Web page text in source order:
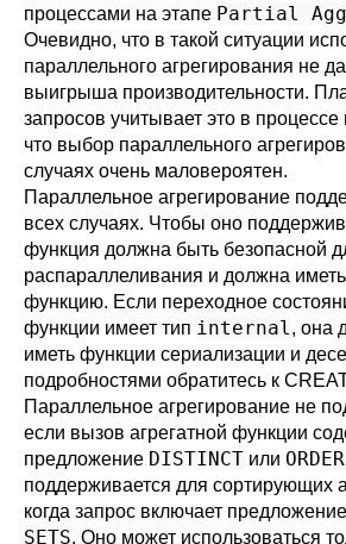
процессами на этапе Partial
Очевидно, что в такой ситуации
параллельного агрегирования не
выигрыша производительности.
запросов учитывает это в
что выбор параллельного
случаях очень маловероятен.
Параллельное агрегирование
всех случаях. Чтобы оно
функция должна быть безопасной
распараллеливания и должна
функцию. Если переходное
функции имеет тип internal, она
иметь функции сериализации и
подробностями обратитесь к
Параллельное агрегирование не
если вызов агрегатной функции
предложение DISTINCT или
поддерживается для сортирующих
когда запрос включает предложение
SETS. Оно может использоваться